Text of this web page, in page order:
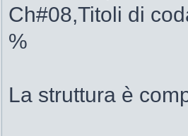
Ch#08,Titoli di
%
La struttura è